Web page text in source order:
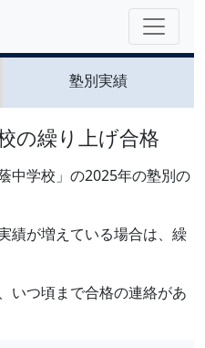
塾別実績
の繰り上げ合格
中学校」の2025年の塾別の
績が増えている場合は、繰
いつ頃まで合格の連絡があ